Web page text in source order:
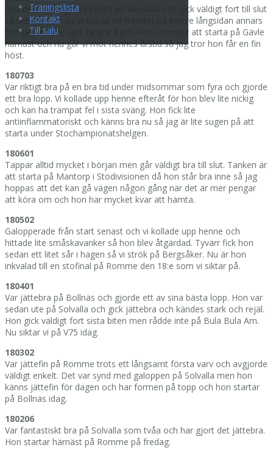
Träningslista
Kontakt
Till salu
Gjorde en väldigt bra insats på Axevalla och gick väldigt fort till slut
så det var surt att vi fick ut en framför på bortre långsidan annars
tror jag vi hade varit längre fram. Hon kommer att starta på Gävle
härnäst och nu går vi mot hennes årstid så jag tror hon får en fin
höst.
180703
Var riktigt bra på en bra tid under midsommar som fyra och gjorde
ett bra lopp. Vi kollade upp henne efteråt för hon blev lite nickig
och kan ha trampat fel i sista sväng. Hon fick lite
antiinflammatoriskt och känns bra nu så jag är lite sugen på att
starta under Stochampionatshelgen.
180601
Tappar alltid mycket i början men går väldigt bra till slut. Tanken är
att starta på Mantorp i Stodivisionen då hon står bra inne så jag
hoppas att det kan gå vägen någon gång när det är mer pengar
att köra om och hon har mycket kvar att hämta.
180502
Galopperade från start senast och vi kollade upp henne och
hittade lite småskavanker så hon blev åtgärdad. Tyvärr fick hon
sedan ett litet sår i hagen så vi strök på Bergsåker. Nu är hon
inkvalad till en stofinal på Romme den 18:e som vi siktar på.
180401
Var jättebra på Bollnäs och gjorde ett av sina bästa lopp. Hon var
sedan ute på Solvalla och gick jättebra och kändes stark och rejäl.
Hon gick väldigt fort sista biten men rådde inte på Bula Bula Am.
Nu siktar vi på V75 idag.
180302
Var jättefin på Romme trots ett långsamt första varv och avgjorde
väldigt enkelt. Det var synd med galoppen på Solvalla men hon
känns jättefin för dagen och har formen på topp och hon startar
på Bollnäs idag.
180206
Var fantastiskt bra på Solvalla som tvåa och har gjort det jättebra.
Hon startar härnäst på Romme på fredag.